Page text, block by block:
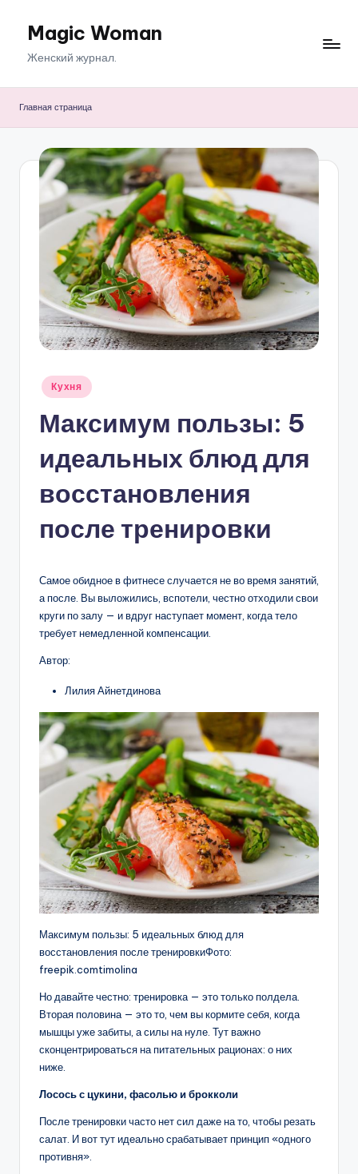
ПерейтиMagic Woman
Женский журнал.
Главная страница
Опубликовано
Кухня
Максимум пользы: 5
идеальных блюд для
восстановления
после тренировки
Самое обидное в фитнесе случается не во время занятий,
а после. Вы выложились, вспотели, честно отходили свои
круги по залу — и вдруг наступает момент, когда тело
требует немедленной компенсации.
Автор:
Лилия Айнетдинова
Максимум пользы: 5 идеальных блюд для
восстановления после тренировкиФото:
freepik.comtimolina
Но давайте честно: тренировка — это только полдела.
Вторая половина — это то, чем вы кормите себя, когда
мышцы уже забиты, а силы на нуле. Тут важно
сконцентрироваться на питательных рационах: о них
ниже.
Лосось с цукини, фасолью и брокколи
После тренировки часто нет сил даже на то, чтобы резать
салат. И вот тут идеально срабатывает принцип «одного
противня».